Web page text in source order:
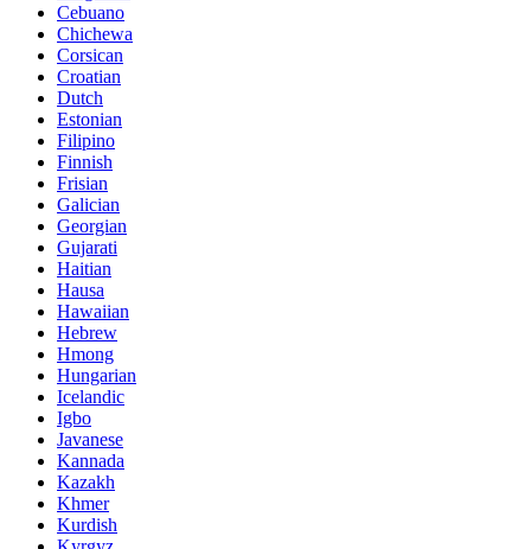
Cebuano
Chichewa
Corsican
Croatian
Dutch
Estonian
Filipino
Finnish
Frisian
Galician
Georgian
Gujarati
Haitian
Hausa
Hawaiian
Hebrew
Hmong
Hungarian
Icelandic
Igbo
Javanese
Kannada
Kazakh
Khmer
Kurdish